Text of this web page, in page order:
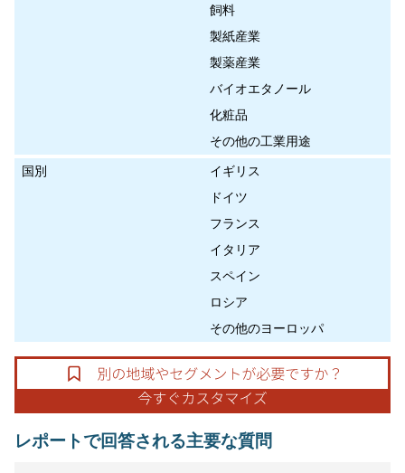
飼料
製紙産業
製薬産業
バイオエタノール
化粧品
その他の工業用途
国別
イギリス
ドイツ
フランス
イタリア
スペイン
ロシア
その他のヨーロッパ
レポートで回答される主要な質問